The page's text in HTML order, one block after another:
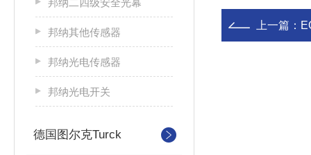
邦纳二四级安全光幕
邦纳其他传感器
邦纳光电传感器
邦纳光电开关
德国图尔克Turck
上一篇：